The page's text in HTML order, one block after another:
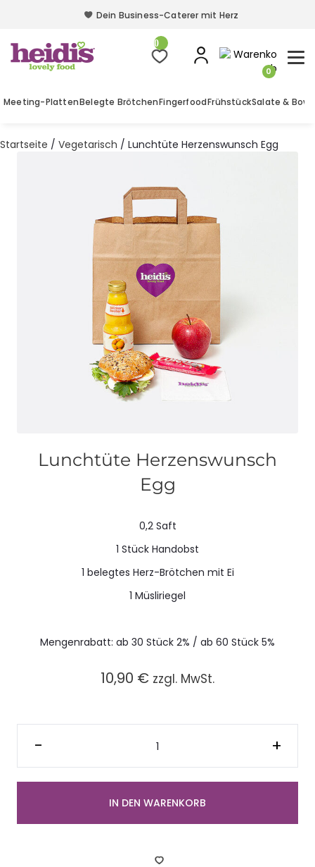
Dein Business-Caterer mit Herz
Dein Business-Caterer mit Herz
0
0
Meeting-PlattenBelegte BrötchenFingerfoodFrühstückSalate &
Startseite / Vegetarisch / Lunchtüte Herzenswunsch Egg
Lunchtüte Herzenswunsch
Egg
0,2 Saft
1 Stück Handobst
1 belegtes Herz-Brötchen mit Ei
1 Müsliriegel
Mengenrabatt: ab 30 Stück 2% / ab 60 Stück 5%
10,90 € zzgl. MwSt.
-
Lunchtüte
Herzenswunsch +
IN DEN WARENKORB